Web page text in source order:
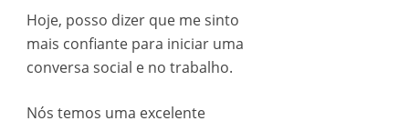
Hoje, posso dizer que me sinto
mais confiante para iniciar uma
conversa social e no trabalho.
Nós temos uma excelente